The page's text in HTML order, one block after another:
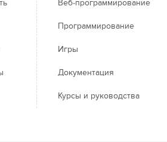
Веб-программирование
Программирование
Игры
Документация
Курсы и руководства